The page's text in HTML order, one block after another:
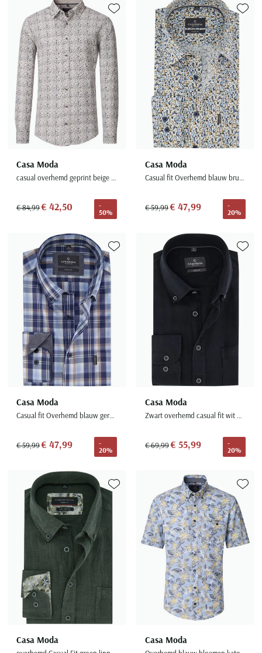
Casa Moda
casual overhemd geprint beige wijde fit katoen
€ 84,99€ 42,50
-
50%
Toevoegen aan favorieten
Casa Moda
Casual fit Overhemd blauw bruin geprint met borstzak
€ 59,99€ 47,99
-
20%
Casa Moda
Casual fit Overhemd blauw geruit met borstzak
€ 59,99€ 47,99
-
20%
Toevoegen aan favorieten
Casa Moda
Zwart overhemd casual fit wit omlijnde knopen button-down collar
€ 69,99€ 55,99
-
20%
Casa Moda
Toevoegen aan favorieten
Casa Moda